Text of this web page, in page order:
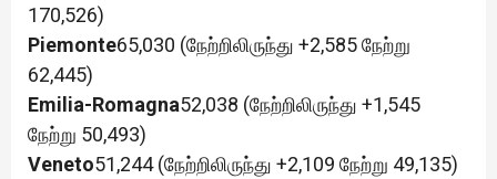
170,526)
Piemonte65,030 (நேற்றிலிருந்து +2,585 நேற்று
62,445)
Emilia-Romagna52,038 (நேற்றிலிருந்து +1,545
நேற்று 50,493)
Veneto51,244 (நேற்றிலிருந்து +2,109 நேற்று 49,135)